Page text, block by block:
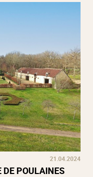
21.04.2024
DE POULAINES